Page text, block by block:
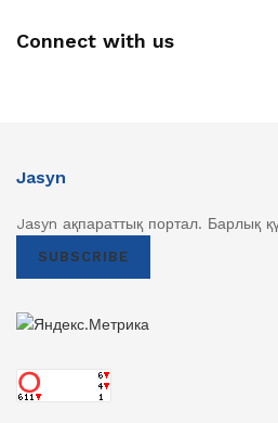
Connect with us
Jasyn
Jasyn ақпараттық портал. Барлық
SUBSCRIBE